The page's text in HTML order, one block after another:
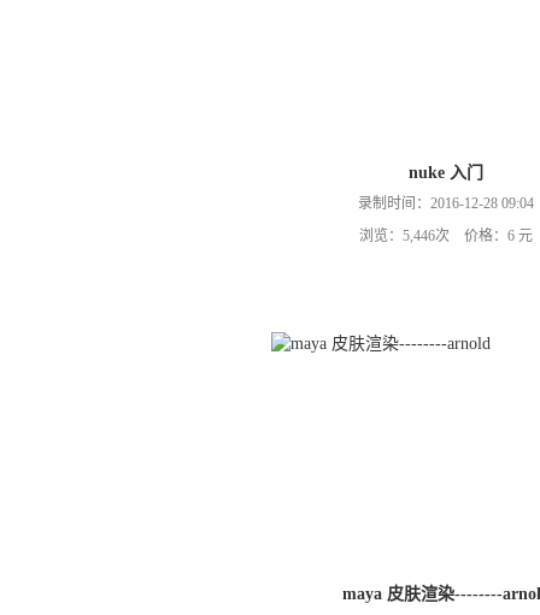
nuke 入门
录制时间：2016-12-28 09:04
浏览：5,446次 价格：6 元
maya 皮肤渲染--------